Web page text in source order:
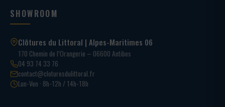
SHOWROOM
Clôtures du Littoral | Alpes-Maritimes 06
170 Chemin de l’Orangerie – 06600 Antibes
04 93 74 33 76
contact@cloturesdulittoral.fr
Lun-Ven · 8h-12h / 14h-18h